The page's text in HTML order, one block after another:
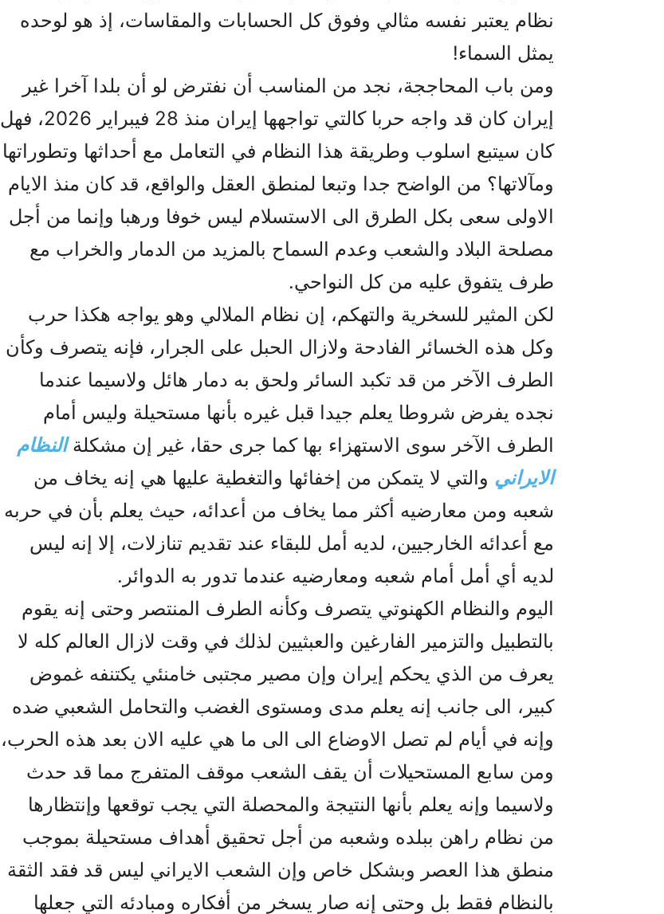
نظام يعتبر نفسه مثالي وفوق کل الحسابات والمقاسات، إذ هو لوحده
يمثل السماء!
ومن باب المحاججة، نجد من المناسب أن نفترض لو أن بلدا آخرا غير
إيران کان قد واجه حربا کالتي تواجهها إيران منذ 28 فيبراير 2026، فهل
کان سيتبع اسلوب وطريقة هذا النظام في التعامل مع أحداثها وتطوراتها
ومآلاتها؟ من الواضح جدا وتبعا لمنطق العقل والواقع، قد کان منذ الايام
الاولى سعى بکل الطرق الى الاستسلام ليس خوفا ورهبا وإنما من أجل
مصلحة البلاد والشعب وعدم السماح بالمزيد من الدمار والخراب مع
طرف يتفوق عليه من کل النواحي.
لکن المثير للسخرية والتهکم، إن نظام الملالي وهو يواجه هکذا حرب
وکل هذه الخسائر الفادحة ولازال الحبل على الجرار، فإنه يتصرف وکأن
الطرف الآخر من قد تکبد السائر ولحق به دمار هائل ولاسيما عندما
نجده يفرض شروطا يعلم جيدا قبل غيره بأنها مستحيلة وليس أمام
الطرف الآخر سوى الاستهزاء بها کما جرى حقا، غير إن مشکلةالنظام
الايراني والتي لا يتمکن من إخفائها والتغطية عليها هي إنه يخاف من
شعبه ومن معارضيه أکثر مما يخاف من أعدائه، حيث يعلم بأن في حربه
مع أعدائه الخارجيين، لديه أمل للبقاء عند تقديم تنازلات، إلا إنه ليس
لديه أي أمل أمام شعبه ومعارضيه عندما تدور به الدوائر.
اليوم والنظام الکهنوتي يتصرف وکأنه الطرف المنتصر وحتى إنه يقوم
بالتطبيل والتزمير الفارغين والعبثيين لذلك في وقت لازال العالم کله لا
يعرف من الذي يحکم إيران وإن مصير مجتبى خامنئي يکتنفه غموض
کبير، الى جانب إنه يعلم مدى ومستوى الغضب والتحامل الشعبي ضده
وإنه في أيام لم تصل الاوضاع الى الى ما هي عليه الان بعد هذه الحرب،
ومن سابع المستحيلات أن يقف الشعب موقف المتفرج مما قد حدث
ولاسيما وإنه يعلم بأنها النتيجة والمحصلة التي يجب توقعها وإنتظارها
من نظام راهن ببلده وشعبه من أجل تحقيق أهداف مستحيلة بموجب
منطق هذا العصر وبشکل خاص وإن الشعب الايراني ليس قد فقد الثقة
بالنظام فقط بل وحتى إنه صار يسخر من أفکاره ومبادئه التي جعلها